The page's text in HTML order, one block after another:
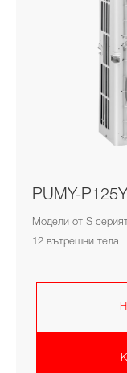
PUMY-
Модели от S
12 вътрешни тела